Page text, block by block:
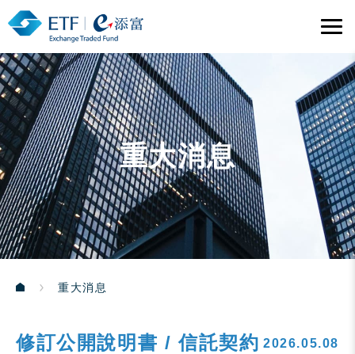
重大消息
重大消息
修訂公開說明書 / 信託契約 2026.05.08